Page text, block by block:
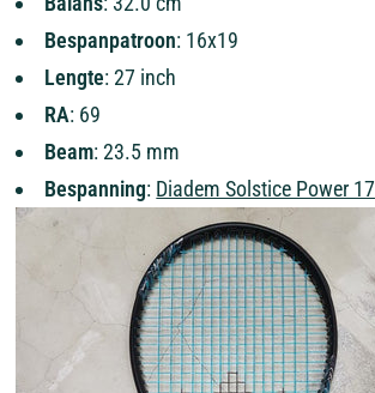
Bespanpatroon: 16x19
Lengte: 27 inch
RA: 69
Beam: 23.5 mm
Bespanning: Diadem Solstice Power 17